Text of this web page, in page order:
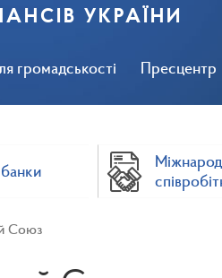
громадськості Пресцентр
УКРАЇНИ
Союз